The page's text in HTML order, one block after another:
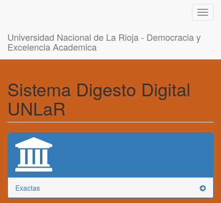
Universidad Nacional de La Rioja - Democracia y
Excelencia Academica
Sistema Digesto Digital
UNLaR
Exactas